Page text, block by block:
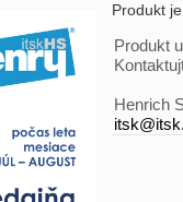
Produkt
Produkt
Henrich